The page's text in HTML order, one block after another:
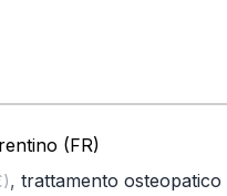
(FR)
, trattamento osteopatico